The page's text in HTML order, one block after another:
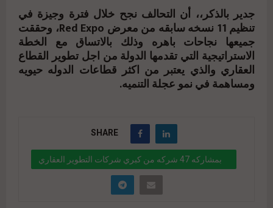
جدير بالذكر،، أن التحالف نجح خلال فترة وجيزة في
تنظيم 11 نسخه سابقه من معرض Red Expo، وحققت
جميعها نجاحات باهره وذلك بالاتساق مع الخطة
الاستراتيجية التي تقدمها الدولة من اجل تطوير القطاع
العقاري والذي يعتبر من اكثر قطاعات الدوله حيويه
ومساهمة في نمو عجلة التنميه.
SHARE
بمشاركه 47 شركه من كبري شركات التطوير العقاري